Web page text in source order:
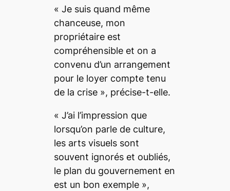
« Je suis quand même
chanceuse, mon
propriétaire est
compréhensible et on a
convenu d’un arrangement
pour le loyer compte tenu
de la crise», précise-t-elle.
« J’ai l’impression que
lorsqu’on parle de culture,
les arts visuels sont
souvent ignorés et oubliés,
le plan du gouvernement en
est un bon exemple»,